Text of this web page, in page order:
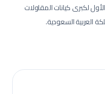
لكبرى كيانات المقاولات
العربية السعودية.